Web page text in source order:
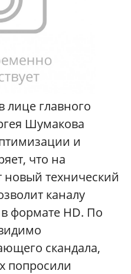
лице главного
Шумакова
и
что на
новый технический
каналу
формате HD. По
скандала,
попросили